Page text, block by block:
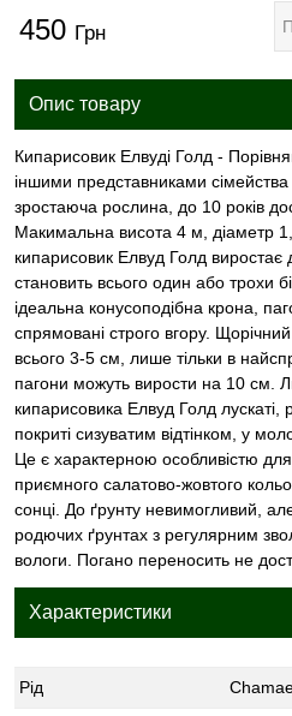
450 Грн
Опис товару
Кипарисовик Елвуді Голд -
іншими представниками
зростаюча рослина, до 10 років
Макимальна висота 4 м, діаметр
кипарисовик Елвуд Голд
становить всього один або трохи
ідеальна конусоподібна крона,
спрямовані строго вгору.
всього 3-5 см, лише тільки в
пагони можуть вирости на 10 см.
кипарисовика Елвуд Голд лускаті,
покриті сизуватим відтінком, у
Це є характерною особливістю
приємного салатово-жовтого
сонці. До ґрунту невимогливий,
родючих ґрунтах з регулярним
вологи. Погано переносить не
Характеристики
Рід